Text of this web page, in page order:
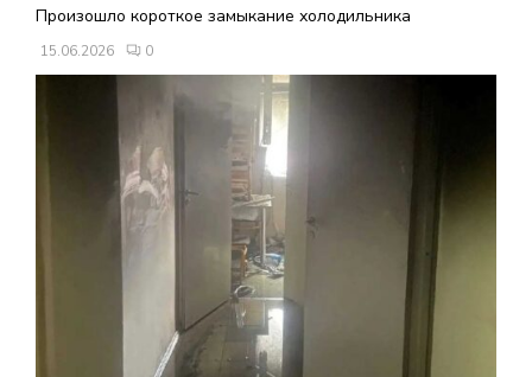
НПроизошло короткое замыкание холодильника
15.06.2026 0